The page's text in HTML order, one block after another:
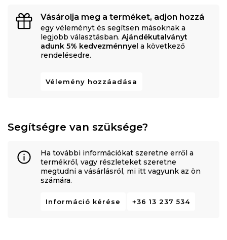
Vásárolja meg a terméket, adjon hozzá
egy véleményt és segítsen másoknak a
legjobb választásban. Ajándékutalványt
adunk 5% kedvezménnyel a következő
rendelésedre.
Vélemény hozzáadása
Segítségre van szüksége?
Ha további információkat szeretne erről a
termékről, vagy részleteket szeretne
megtudni a vásárlásról, mi itt vagyunk az ön
számára.
Információ kérése +36 13 237 534